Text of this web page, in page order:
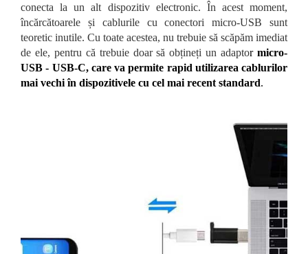
conecta la un alt dispozitiv electronic. În acest moment,
încărcătoarele și cablurile cu conectori micro-USB sunt
teoretic inutile. Cu toate acestea, nu trebuie să scăpăm imediat
de ele, pentru că trebuie doar să obțineți un adaptormicro-
USB - USB-C, care va permite rapid utilizarea cablurilor
mai vechi în dispozitivele cu cel mai recent standard.